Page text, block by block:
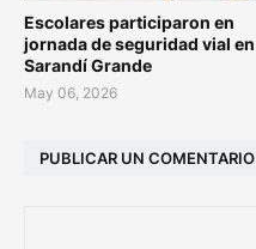
Escolares participaron en
jornada de seguridad vial en
Sarandí Grande
May 06, 2026
PUBLICAR UN COMENTARIO